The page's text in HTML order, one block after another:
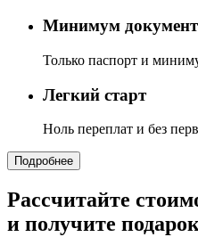
Минимум
Только паспорт и
Легкий старт
Ноль переплат и без
Подробнее
Рассчитайте
и получите